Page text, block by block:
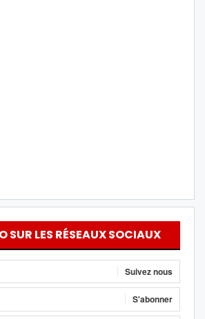
SUR LES RÉSEAUX SOCIAUX
Suivez nous
S'abonner